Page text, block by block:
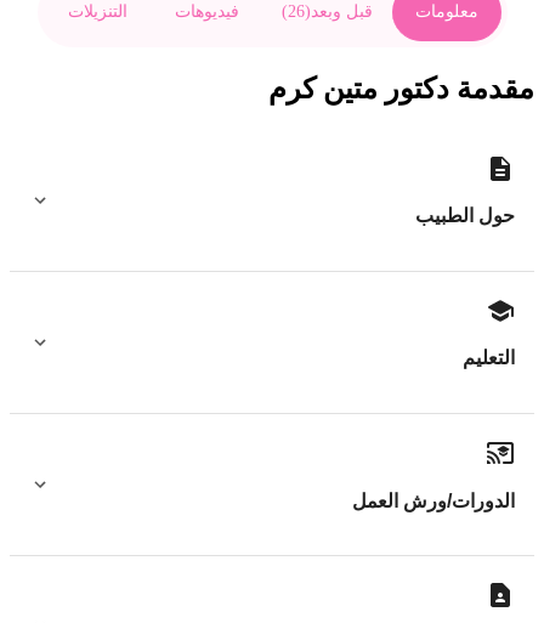
معلومات قبل وبعد(
26
) فيديوهات التنزيلات
مقدمة دكتور متين كرم
حول الطبيب
التعليم
الدورات/ورش العمل